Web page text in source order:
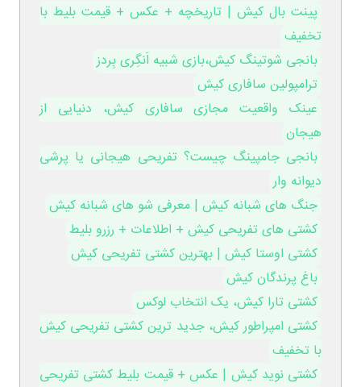
پینت بال کیش | تاریخچه + عکس + قیمت بلیط با
تخفیف
بانجی شوتینگ کیش،بازی شبیه اَنگِری بِردز
ترامپولین سافاری کیش
عینک واقعیت مجازی سافاری کیش، دنیایی از
هیجان
بانجی جامپینگ چیست؟ تفریحی هیجانی یا پرشی
دیوانه وار
جنگ های شبانه کیش | معرفی شو های شبانه کیش
کشتی های تفریحی کیش + اطلاعات + رزرو بلیط
کشتی اوستا کیش | بهترین کشتی تفریحی کیش
باغ پرندگان کیش
کشتی تارا کیش، یک انتخاب لوکس
کشتی امپراطور کیش، جدید ترین کشتی تفریحی کیش
با تخفیف
کشتی نوید کیش | عکس + قیمت بلیط کشتی تفریحی